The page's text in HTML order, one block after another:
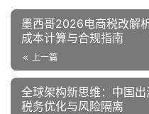
墨西哥2026电商税改解
成本计算与合规指南
上一篇
全球架构新思维：中国
税务优化与风险隔离